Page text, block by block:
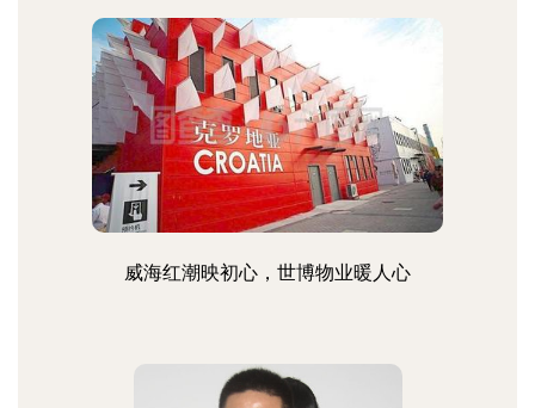
威海红潮映初心，世博物业暖人心